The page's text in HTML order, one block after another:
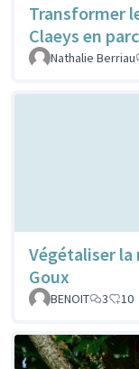
Transformer
Claeys en
Nathalie Berriau
Végétaliser la
Goux
BENOIT
3 10